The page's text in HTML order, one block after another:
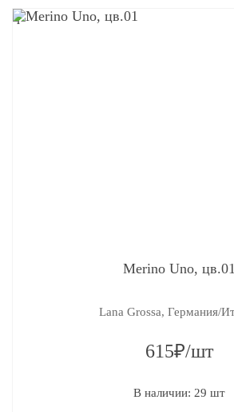
q
Merino Uno, цв.01
Lana Grossa, Германия/
615₽/шт
В наличии: 29 шт